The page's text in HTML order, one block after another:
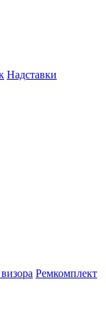
Надставки
Ремкомплект